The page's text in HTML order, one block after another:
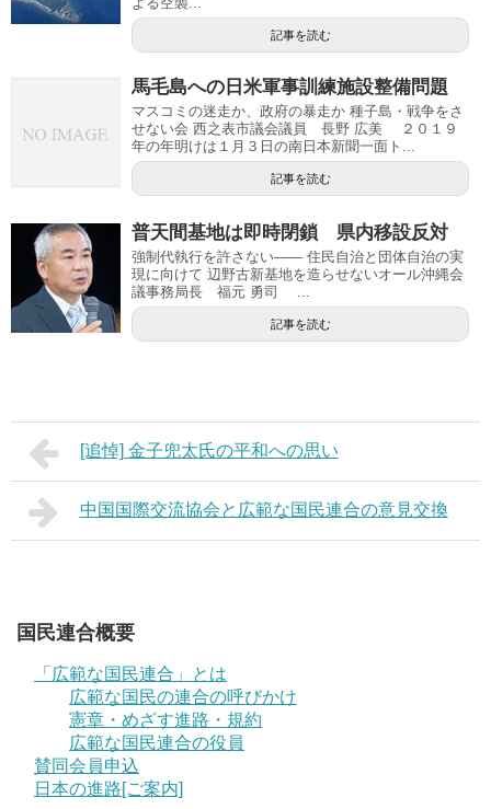
記事を読む
馬毛島への日米軍事訓練施設整備問題
マスコミの迷走か、政府の暴走か 種子島・戦争をさ
せない会 西之表市議会議員 長野 広美 ２０１９
年の年明けは１月３日の南日本新聞一面ト...
記事を読む
普天間基地は即時閉鎖 県内移設反対
強制代執行を許さない―― 住民自治と団体自治の実
現に向けて 辺野古新基地を造らせないオール沖縄会
議事務局長 福元 勇司 ...
記事を読む
[追悼] 金子兜太氏の平和への思い
中国国際交流協会と広範な国民連合の意見交換
国民連合概要
「広範な国民連合」とは
広範な国民の連合の呼びかけ
憲章・めざす進路・規約
広範な国民連合の役員
賛同会員申込
日本の進路[ご案内]